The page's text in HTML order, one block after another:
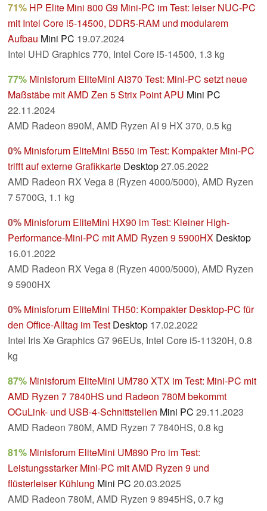
71% HP Elite Mini 800 G9 Mini-PC im Test: leiser NUC-PC
mit Intel Core i5-14500, DDR5-RAM und modularem
Aufbau Mini PC 19.07.2024
Intel UHD Graphics 770, Intel Core i5-14500, 1.3 kg
77% Minisforum EliteMini AI370 Test: Mini-PC setzt neue
Maßstäbe mit AMD Zen 5 Strix Point APU Mini PC
22.11.2024
AMD Radeon 890M, AMD Ryzen AI 9 HX 370, 0.5 kg
0% Minisforum EliteMini B550 im Test: Kompakter Mini-PC
trifft auf externe Grafikkarte Desktop27.05.2022
AMD Radeon RX Vega 8 (Ryzen 4000/5000), AMD Ryzen
7 5700G, 1.1 kg
0% Minisforum EliteMini HX90 im Test: Kleiner High-
Performance-Mini-PC mit AMD Ryzen 9 5900HX Desktop
16.01.2022
AMD Radeon RX Vega 8 (Ryzen 4000/5000), AMD Ryzen
9 5900HX
0% Minisforum EliteMini TH50: Kompakter Desktop-PC für
den Office-Alltag im Test Desktop 17.02.2022
Intel Iris Xe Graphics G7 96EUs, Intel Core i5-11320H, 0.8
kg
87% Minisforum EliteMini UM780 XTX im Test: Mini-PC mit
AMD Ryzen 7 7840HS und Radeon 780M bekommt
OCuLink- und USB-4-Schnittstellen Mini PC 29.11.2023
AMD Radeon 780M, AMD Ryzen 7 7840HS, 0.8 kg
81% Minisforum EliteMini UM890 Pro im Test:
Leistungsstarker Mini-PC mit AMD Ryzen 9 und
flüsterleiser Kühlung Mini PC 20.03.2025
AMD Radeon 780M, AMD Ryzen 9 8945HS, 0.7 kg